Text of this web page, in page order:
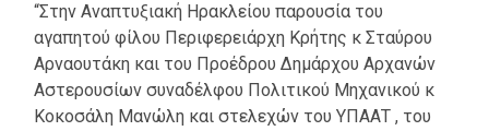
“Στην Αναπτυξιακή Ηρακλείου παρουσία του
αγαπητού φίλου Περιφερειάρχη Κρήτης κ Σταύρου
Αρναουτάκη και του Προέδρου Δημάρχου Αρχανών
Αστερουσίων συναδέλφου Πολιτικού Μηχανικού κ
Κοκοσάλη Μανώλη και στελεχών του ΥΠΑΑΤ , του